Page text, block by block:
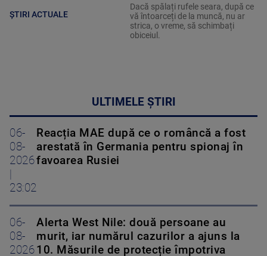
ȘTIRI ACTUALE
Dacă spălați rufele seara, după ce
vă întoarceți de la muncă, nu ar
strica, o vreme, să schimbați
obiceiul.
ULTIMELE ȘTIRI
06-
08-
2026
|
23:02
Reacția MAE după ce o româncă a fost
arestată în Germania pentru spionaj în
favoarea Rusiei
06-
08-
2026
Alerta West Nile: două persoane au
murit, iar numărul cazurilor a ajuns la
10. Măsurile de protecție împotriva